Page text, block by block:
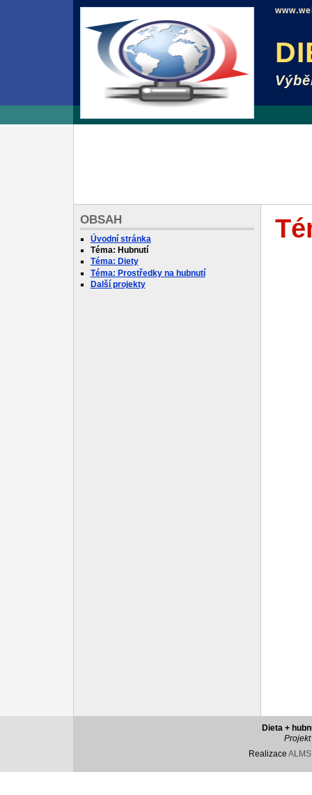
OBSAH
Úvodní stránka
Téma: Hubnutí
Téma: Diety
Téma: Prostředky na hubnutí
Další projekty
Dieta +
Realizace